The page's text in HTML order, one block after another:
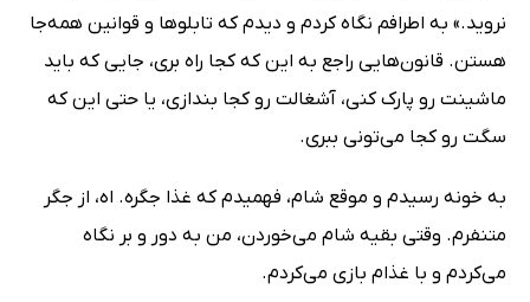
نروید.» به اطرافم نگاه کردم و دیدم که تابلوها و قوانین همه‌جا
هستن. قانون‌هایی راجع به این که کجا راه بری، جایی که باید
ماشینت رو پارک کنی، آشغالت رو کجا بندازی، یا حتی این که
سگت رو کجا می‌تونی ببری.
به خونه رسیدم و موقع شام، فهمیدم که غذا جگره. اه، از جگر
متنفرم. وقتی بقیه شام می‌خوردن، من به دور و بر نگاه
می‌کردم و با غذام بازی می‌کردم.